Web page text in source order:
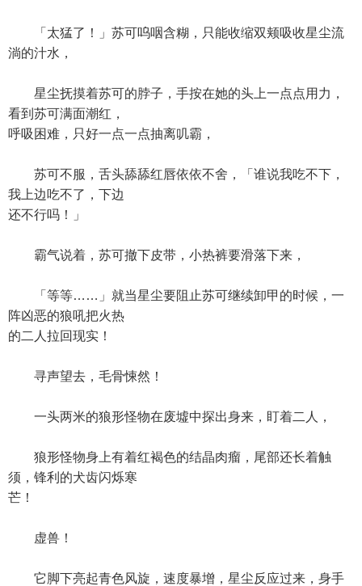
「太猛了！」苏可呜咽含糊，只能收缩双颊吸收星尘流
淌的汁水，
星尘抚摸着苏可的脖子，手按在她的头上一点点用力，
看到苏可满面潮红，
呼吸困难，只好一点一点抽离叽霸，
苏可不服，舌头舔舔红唇依依不舍，「谁说我吃不下，
我上边吃不了，下边
还不行吗！」
霸气说着，苏可撤下皮带，小热裤要滑落下来，
「等等……」就当星尘要阻止苏可继续卸甲的时候，一
阵凶恶的狼吼把火热
的二人拉回现实！
寻声望去，毛骨悚然！
一头两米的狼形怪物在废墟中探出身来，盯着二人，
狼形怪物身上有着红褐色的结晶肉瘤，尾部还长着触
须，锋利的犬齿闪烁寒
芒！
虚兽！
它脚下亮起青色风旋，速度暴增，星尘反应过来，身手